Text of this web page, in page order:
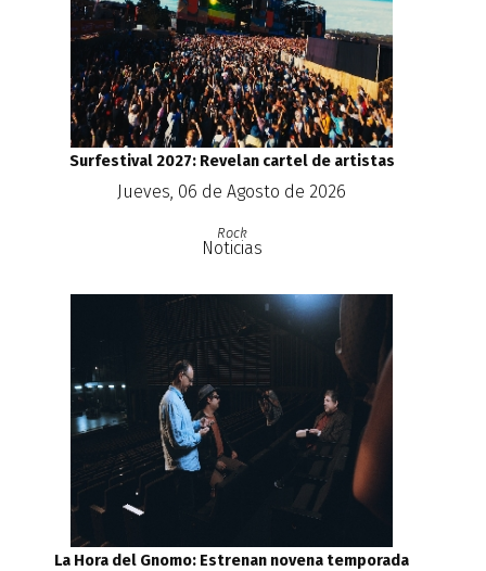
Surfestival 2027: Revelan cartel de artistas
Jueves, 06 de Agosto de 2026
Rock
Noticias
La Hora del Gnomo: Estrenan novena temporada